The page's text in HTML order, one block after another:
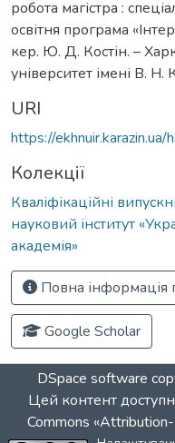
робота магістра :
освітня програма
кер. Ю. Д. Костін. –
університет імені В. Н.
URI
https://
Колекції
Кваліфікаційні
науковий інститут
академія»
Повна інформація
Google Scholar
DSpace software
Цей контент
Commons